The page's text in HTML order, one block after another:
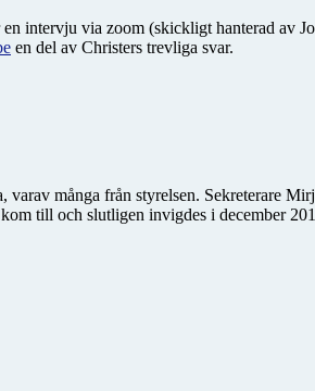
intervju via zoom (skickligt hanterad av
en del av Christers trevliga svar.
många från styrelsen. Sekreterare
till och slutligen invigdes i december